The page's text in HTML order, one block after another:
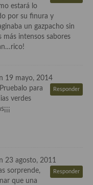
estará lo
por su finura y
un gazpacho sin
más intensos sabores
19 mayo, 2014
Responder
para
verdes
23 agosto, 2011
Responder
sorprende,
que una